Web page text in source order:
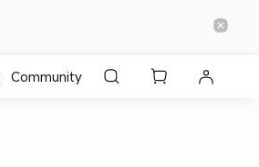
Community